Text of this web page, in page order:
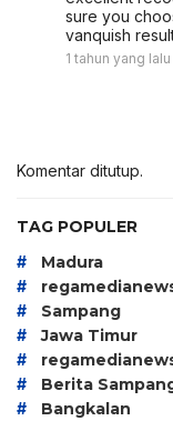
sure you
vanquish
1 tahun yang lalu
Komentar ditutup.
TAG POPULER
# Madura
#
# Sampang
# Jawa Timur
#
# Berita
#
Bangkalan